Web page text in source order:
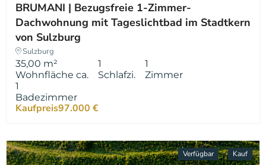
BRUMANI | Bezugsfreie 1-Zimmer-
Dachwohnung mit Tageslichtbad im Stadtkern
von Sulzburg
Sulzburg
35,00 m²
Wohnfläche ca.
1
Schlafzi.
1
Zimmer
1
Badezimmer
Kaufpreis97.000 €
Verfügbar Kauf